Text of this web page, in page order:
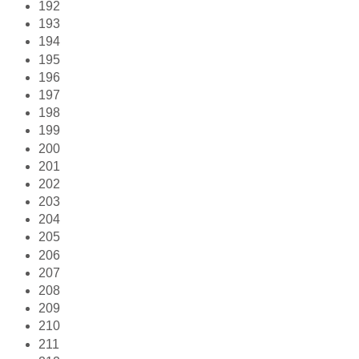
192
193
194
195
196
197
198
199
200
201
202
203
204
205
206
207
208
209
210
211